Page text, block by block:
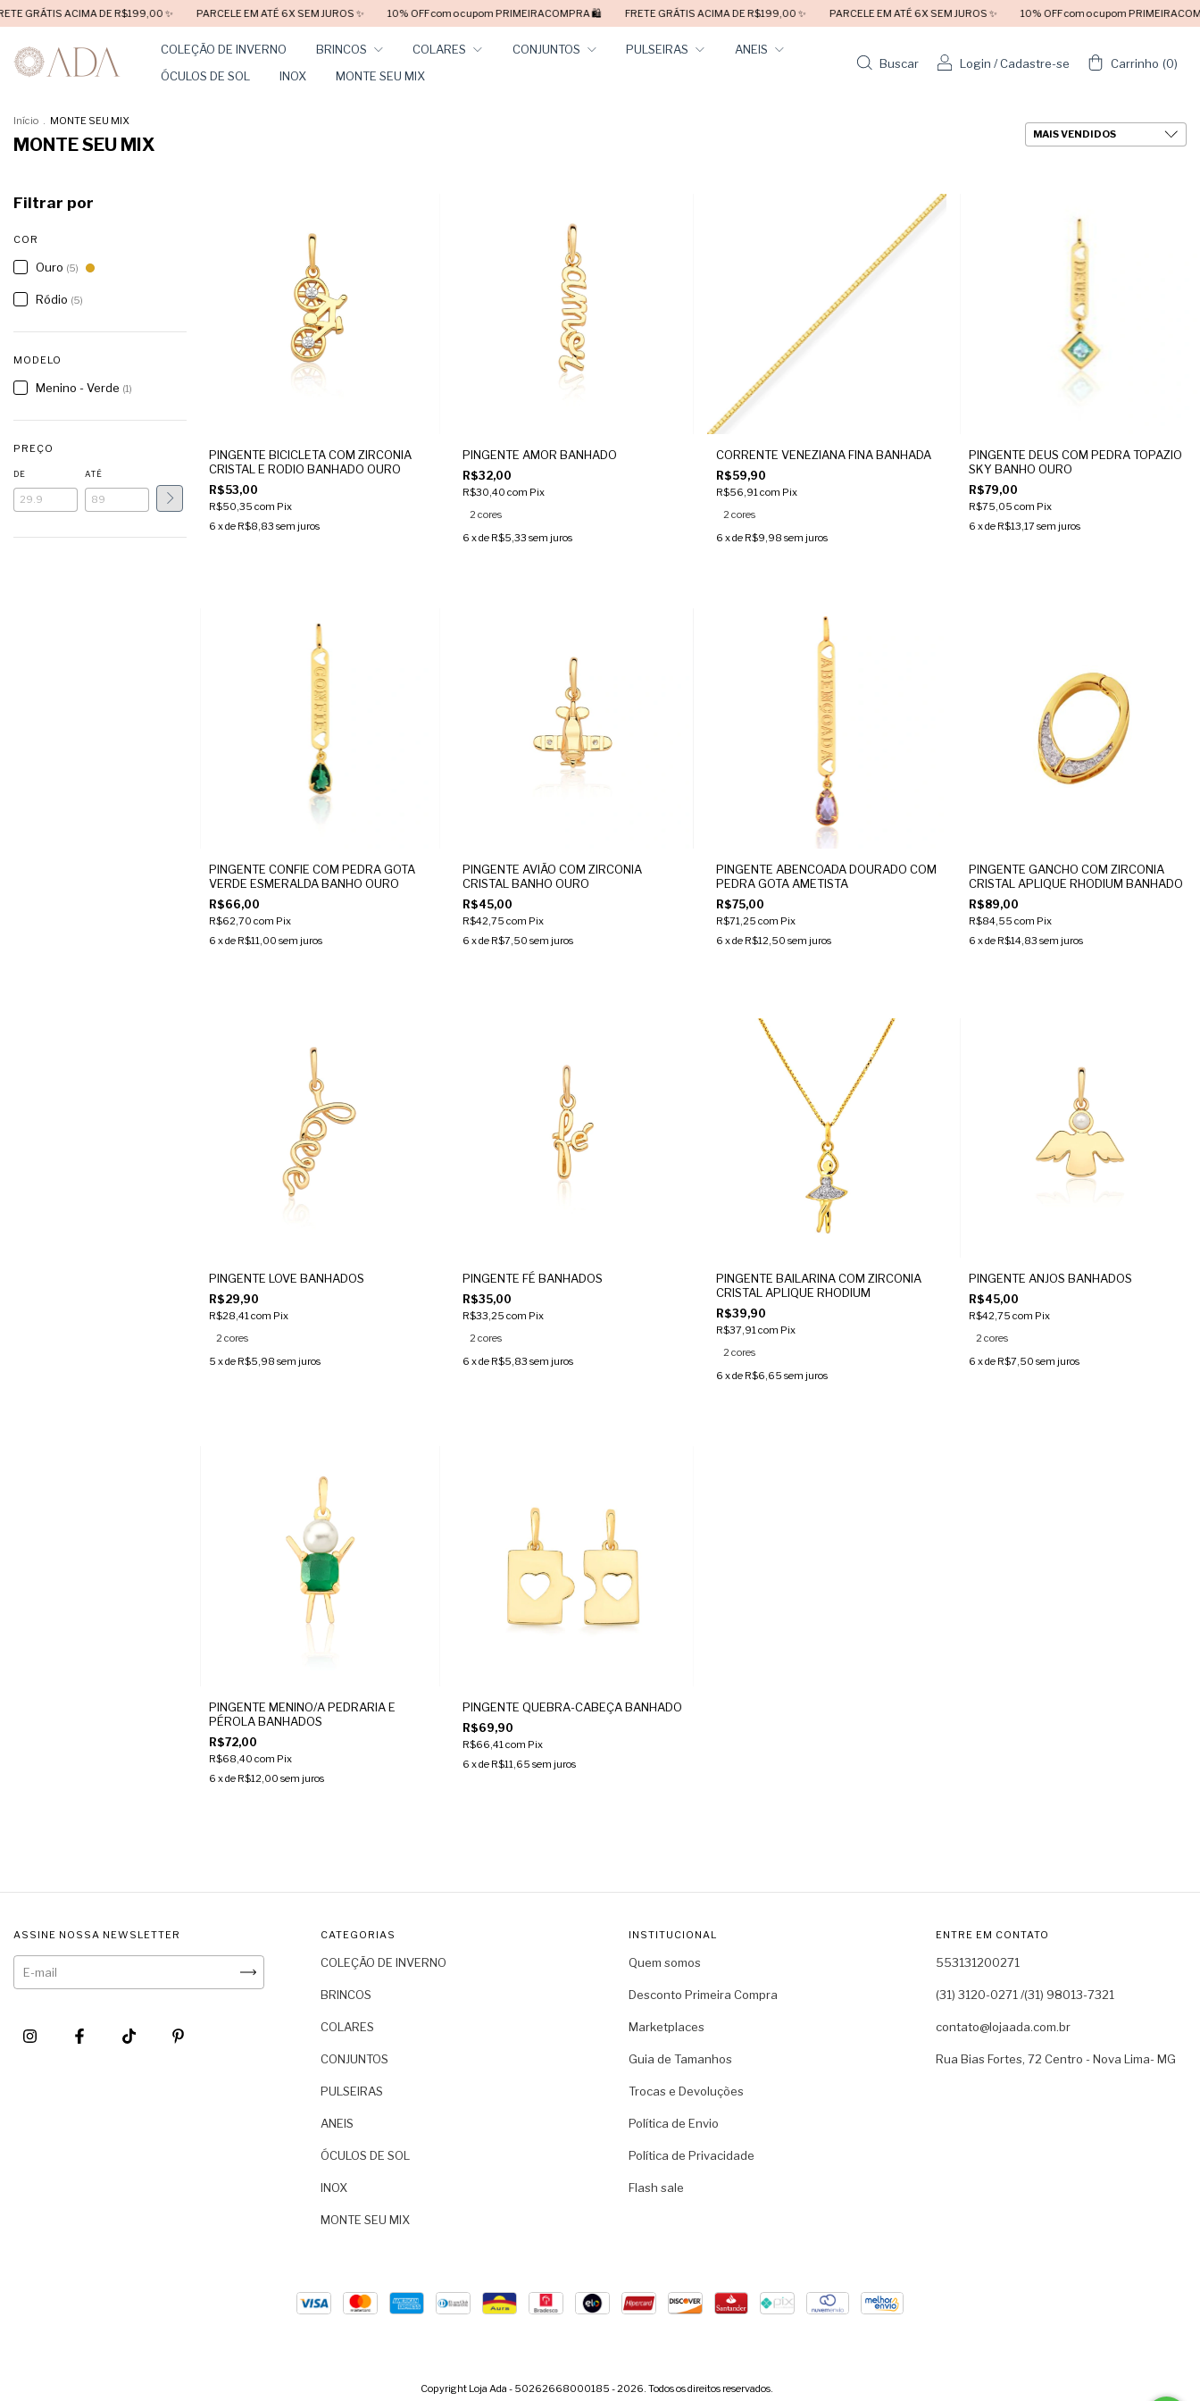
ACIMA DE R$199,00 ✨ PARCELE EM ATÉ 6X SEM JUROS ✨ 10% OFF com o cupom PRIMEIRACOMPRA 🛍️ FRETE GRÁTIS ACIMA DE R$199,00 ✨ PARCELE EM ATÉ 6X SEM JUROS ✨ 10% OFF com o cupom PRIMEIRACOMPRA 🛍️
COLEÇÃO DE INVERNO BRINCOS COLARES CONJUNTOS PULSEIRAS
ANEIS
ÓCULOS DE SOL
INOX MONTE SEU MIX
Buscar Login /Cadastre-se Carrinho (0)
Início . MONTE SEU MIX
MONTE SEU MIX
Filtrar por
COR
Ouro (5)
Ródio (5)
MODELO
Menino - Verde (1)
PREÇO
DE ATÉ
PINGENTE BICICLETA COM ZIRCONIA
CRISTAL E RODIO BANHADO OURO
R$53,00
R$50,35 com Pix
6 x de R$8,83 sem juros
PINGENTE AMOR BANHADO
R$32,00
R$30,40 com Pix
2 cores
6 x de R$5,33 sem juros
CORRENTE VENEZIANA FINA BANHADA
R$59,90
R$56,91 com Pix
2 cores
6 x de R$9,98 sem juros
PINGENTE DEUS COM PEDRA TOPAZIO
SKY BANHO OURO
R$79,00
R$75,05com Pix
6 x de R$13,17 sem juros
PINGENTE CONFIE COM PEDRA GOTA
VERDE ESMERALDA BANHO OURO
R$66,00
R$62,70 com Pix
6 x de R$11,00 sem juros
PINGENTE AVIÃO COM ZIRCONIA
CRISTAL BANHO OURO
R$45,00
R$42,75 com Pix
6 x de R$7,50 sem juros
PINGENTE ABENCOADA DOURADO COM
PEDRA GOTA AMETISTA
R$75,00
R$71,25 com Pix
6 x de R$12,50 sem juros
PINGENTE GANCHO COM ZIRCONIA
CRISTAL APLIQUE RHODIUM BANHADO
R$89,00
R$84,55com Pix
6 x de R$14,83 sem juros
PINGENTE LOVE BANHADOS
R$29,90
R$28,41com Pix
2 cores
5 x de R$5,98 sem juros
PINGENTE FÉ BANHADOS
R$35,00
R$33,25 com Pix
2 cores
6 x de R$5,83 sem juros
PINGENTE BAILARINA COM ZIRCONIA
CRISTAL APLIQUE RHODIUM
R$39,90
R$37,91com Pix
2 cores
6 x de R$6,65 sem juros
PINGENTE ANJOS BANHADOS
R$45,00
R$42,75com Pix
2 cores
6 x de R$7,50 sem juros
PINGENTE MENINO/A PEDRARIA E
PÉROLA BANHADOS
R$72,00
R$68,40 com Pix
6 x de R$12,00 sem juros
PINGENTE QUEBRA-CABEÇA BANHADO
R$69,90
R$66,41com Pix
6 x de R$11,65 sem juros
ASSINE NOSSA NEWSLETTER CATEGORIAS
COLEÇÃO DE INVERNO
BRINCOS
COLARES
CONJUNTOS
PULSEIRAS
ANEIS
ÓCULOS DE SOL
INOX
MONTE SEU MIX
INSTITUCIONAL
Quem somos
Desconto Primeira Compra
Marketplaces
Guia de Tamanhos
Trocas e Devoluções
Política de Envio
Política de Privacidade
Flash sale
ENTRE EM CONTATO
553131200271
(31) 3120-0271 /(31) 98013-7321
contato@lojaada.com.br
Rua Bias Fortes, 72 Centro - Nova Lima- MG
Copyright Loja Ada - 50262668000185 - 2026. Todos os direitos reservados.